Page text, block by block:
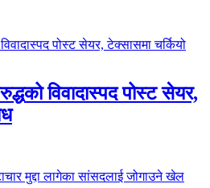
विवादास्पद पोस्ट सेयर,